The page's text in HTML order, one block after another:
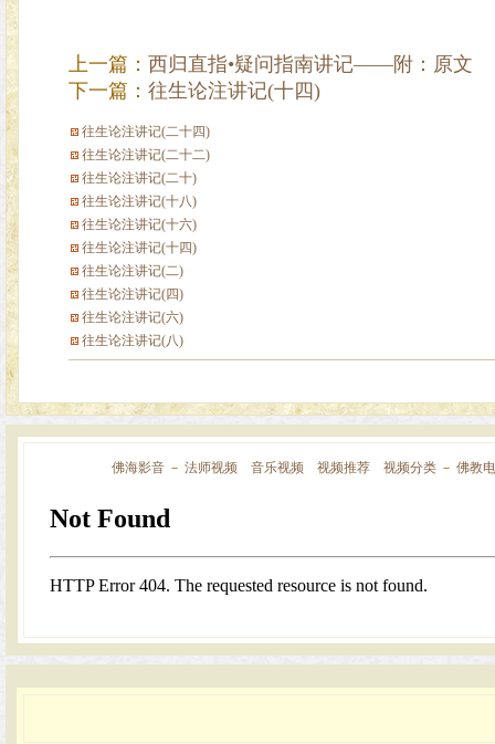
上一篇： 西归直指•疑问指南讲记——附：原文
下一篇： 往生论注讲记(十四)
往生论注讲记(二十四)
往生论注讲记(二十二)
往生论注讲记(二十)
往生论注讲记(十八)
往生论注讲记(十六)
往生论注讲记(十四)
往生论注讲记(二)
往生论注讲记(四)
往生论注讲记(六)
往生论注讲记(八)
佛海影音 － 法师视频 音乐视频 视频推荐 视频分类 － 佛教